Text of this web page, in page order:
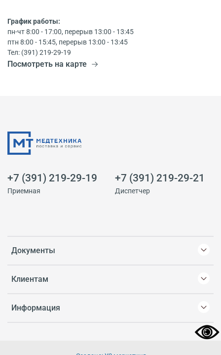
График работы:
пн-чт 8:00 - 17:00, перерыв 13:00 - 13:45
птн 8:00 - 15:45, перерыв 13:00 - 13:45
Тел: (391) 219-29-19
Посмотреть на карте
Документы
Клиентам
Информация
+7 (391) 219-29-19
Приемная
+7 (391) 219-29-21
Диспетчер